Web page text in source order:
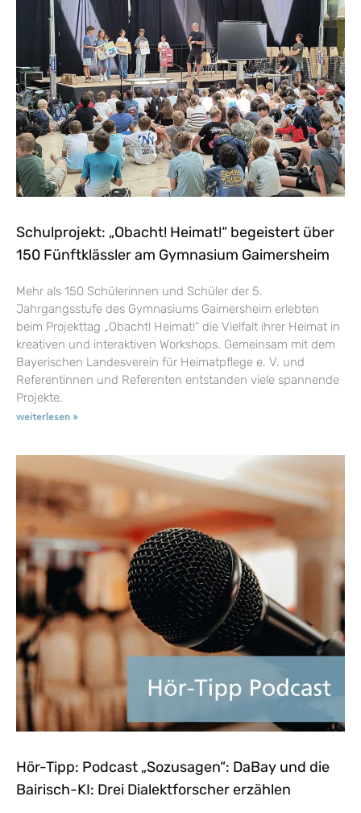
Schulprojekt: „Obacht! Heimat!“ begeistert über
150 Fünftklässler am Gymnasium Gaimersheim
Mehr als 150 Schülerinnen und Schüler der 5.
Jahrgangsstufe des Gymnasiums Gaimersheim erlebten
beim Projekttag „Obacht! Heimat!“ die Vielfalt ihrer Heimat in
kreativen und interaktiven Workshops. Gemeinsam mit dem
Bayerischen Landesverein für Heimatpflege e. V. und
Referentinnen und Referenten entstanden viele spannende
Projekte.
weiterlesen »
Hör-Tipp: Podcast „Sozusagen“: DaBay und die
Bairisch-KI: Drei Dialektforscher erzählen